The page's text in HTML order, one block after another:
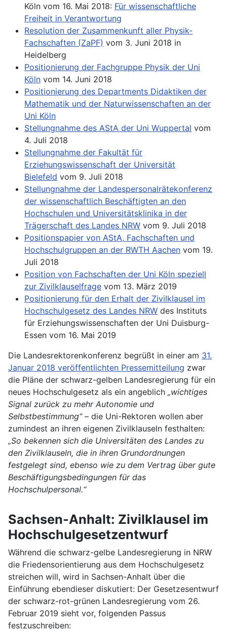
Köln vom 16. Mai 2018: Für wissenschaftliche
Freiheit in Verantwortung
Resolution der Zusammenkunft aller Physik-
Fachschaften (ZaPF) vom 3. Juni 2018 in
Heidelberg
Positionierung der Fachgruppe Physik der Uni
Köln vom 14. Juni 2018
Positionierung des Departments Didaktiken der
Mathematik und der Naturwissenschaften an der
Uni Köln
Stellungnahme des AStA der Uni Wuppertal vom
4. Juli 2018
Stellungnahme der Fakultät für
Erziehungswissenschaft der Universität
Bielefeld vom 9. Juli 2018
Stellungnahme der Landespersonalrätekonferenz
der wissenschaftlich Beschäftigten an den
Hochschulen und Universitätsklinika in der
Trägerschaft des Landes NRW vom 9. Juli 2018
Positionspapier von AStA, Fachschaften und
Hochschulgruppen an der RWTH Aachen vom 19.
Juli 2018
Position von Fachschaften der Uni Köln speziell
zur Zivilklauselfrage vom 13. März 2019
Positionierung für den Erhalt der Zivilklausel im
Hochschulgesetz des Landes NRW des Instituts
für Erziehungswissenschaften der Uni Duisburg-
Essen vom 16. Mai 2019
Die Landesrektorenkonferenz begrüßt in einer am 31.
Januar 2018 veröffentlichten Pressemitteilung zwar
die Pläne der schwarz-gelben Landesregierung für ein
neues Hochschulgesetz als ein angeblich „wichtiges
Signal zurück zu mehr Autonomie und
Selbstbestimmung“– die Uni-Rektoren wollen aber
zumindest an ihren eigenen Zivilklauseln festhalten:
„So bekennen sich die Universitäten des Landes zu
den Zivilklauseln, die in ihren Grundordnungen
festgelegt sind, ebenso wie zu dem Vertrag über gute
Beschäftigungsbedingungen für das
Hochschulpersonal.“
Sachsen-Anhalt: Zivilklausel im
Hochschulgesetzentwurf
Während die schwarz-gelbe Landesregierung in NRW
die Friedensorientierung aus dem Hochschulgesetz
streichen will, wird in Sachsen-Anhalt über die
Einführung ebendieser diskutiert: Der Gesetzesentwurf
der schwarz-rot-grünen Landesregierung vom 26.
Februar 2019 sieht vor, folgenden Passus
festzuschreiben: